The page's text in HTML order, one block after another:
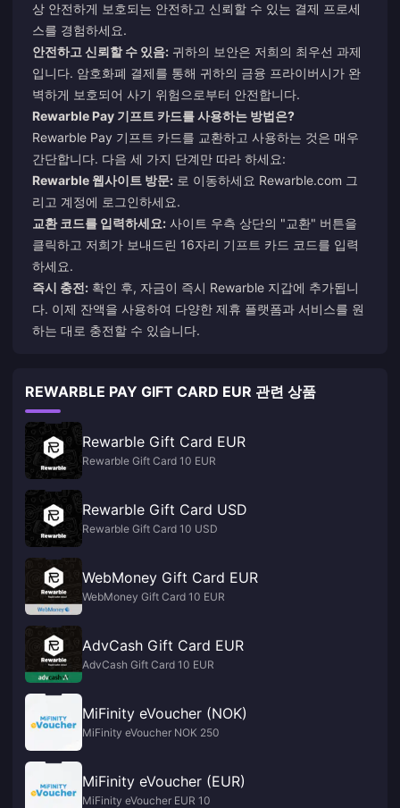
상 안전하게 보호되는 안전하고 신뢰할 수 있는 결제 프로세
스를 경험하세요.
안전하고 신뢰할 수 있음: 귀하의 보안은 저희의 최우선 과제
입니다. 암호화폐 결제를 통해 귀하의 금융 프라이버시가 완
벽하게 보호되어 사기 위험으로부터 안전합니다.
Rewarble Pay 기프트 카드를 사용하는 방법은?
Rewarble Pay 기프트 카드를 교환하고 사용하는 것은 매우
간단합니다. 다음 세 가지 단계만 따라 하세요:
Rewarble 웹사이트 방문: 로 이동하세요 Rewarble.com 그
리고 계정에 로그인하세요.
교환 코드를 입력하세요: 사이트 우측 상단의 "교환" 버튼을
클릭하고 저희가 보내드린 16자리 기프트 카드 코드를 입력
하세요.
즉시 충전: 확인 후, 자금이 즉시 Rewarble 지갑에 추가됩니
다. 이제 잔액을 사용하여 다양한 제휴 플랫폼과 서비스를 원
하는 대로 충전할 수 있습니다.
REWARBLE PAY GIFT CARD EUR 관련 상품
Rewarble Gift Card EUR
Rewarble Gift Card 10 EUR
Rewarble Gift Card USD
Rewarble Gift Card 10 USD
WebMoney Gift Card EUR
WebMoney Gift Card 10 EUR
AdvCash Gift Card EUR
AdvCash Gift Card 10 EUR
MiFinity eVoucher (NOK)
MiFinity eVoucher NOK 250
MiFinity eVoucher (EUR)
MiFinity eVoucher EUR 10